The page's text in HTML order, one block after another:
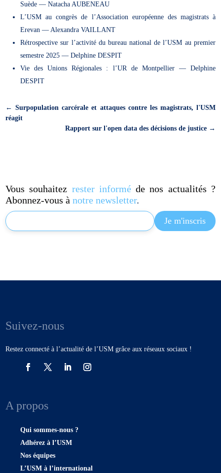
Suède — Natacha AUBENEAU
L’USM au congrès de l’Association européenne des magistrats à
Erevan — Alexandra VAILLANT
Rétrospective sur l’activité du bureau national de l’USM au premier
semestre 2025 — Delphine DESPIT
Vie des Unions Régionales : l’UR de Montpellier — Delphine
DESPIT
←Surpopulation carcérale et attaques contre les magistrats, l'USM
réagit
Rapport sur l'open data des décisions de justice→
Vous souhaitez rester informéde nos actualités ?
Abonnez-vous ànotre newsletter.
Suivez-nous
Restez connecté à l’actualité de l’USM grâce aux réseaux sociaux !
A propos
Qui sommes-nous ?
Adhérez à l’USM
Nos équipes
L’USM à l’international